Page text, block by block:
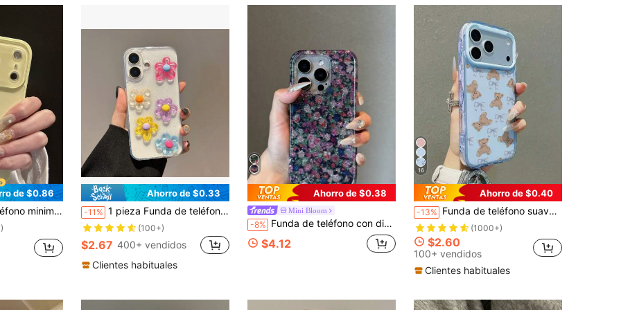
de $0.86
compatible con 17 Pro Max, 16 Pro Max, 17 Pro, 15 Pro Max, 14 Pro Max, 13 Pro Max, regalo de primavera para mamá, regalo de cumpleaños, aniversario, boda, estética
Ahorro de $0.33
-11% 1 pieza Funda de teléfono de resina epoxi con flores de 5 colores de lujo, compatible con Apple 17/AIR16/15/14/13/12/11/Promax/Pro/Plus, funda protectora a prueba de golpes
(100+)
$2.67 400+ vendidos
Clientes habituales
Ahorro de $0.38
Mini Bloom
-8% Funda de teléfono con diseño floral vintage fresco de pantalla completa con purpurina, compatible con iPhone 17 Pro Max, 14, 17 Pro, 15, 16 Pro Max, cobertura completa, protector anti-caídas con purpurina
$4.12
16
Ahorro de $0.40
-13% Funda de teléfono suave y linda con oso azul claro y corbata de moño, compatible con iPhone 16, 15, 14, 13, 12 Pro Max, 11, estilo coreano lindo a prueba de golpes con marco transparente de cobertura completa y protección elevada para la cámara, regalo para niñas, compatible con iPhone 17/17 Pro/17 Pro Max/17 Air, regalo del Día de San Valentín, compatible con iPhone 17 Pro Max, compatible con iPhone 13, compatible con iPhone 15, compatible con iPhone 16
(1000+)
$2.60
100+ vendidos
Clientes habituales